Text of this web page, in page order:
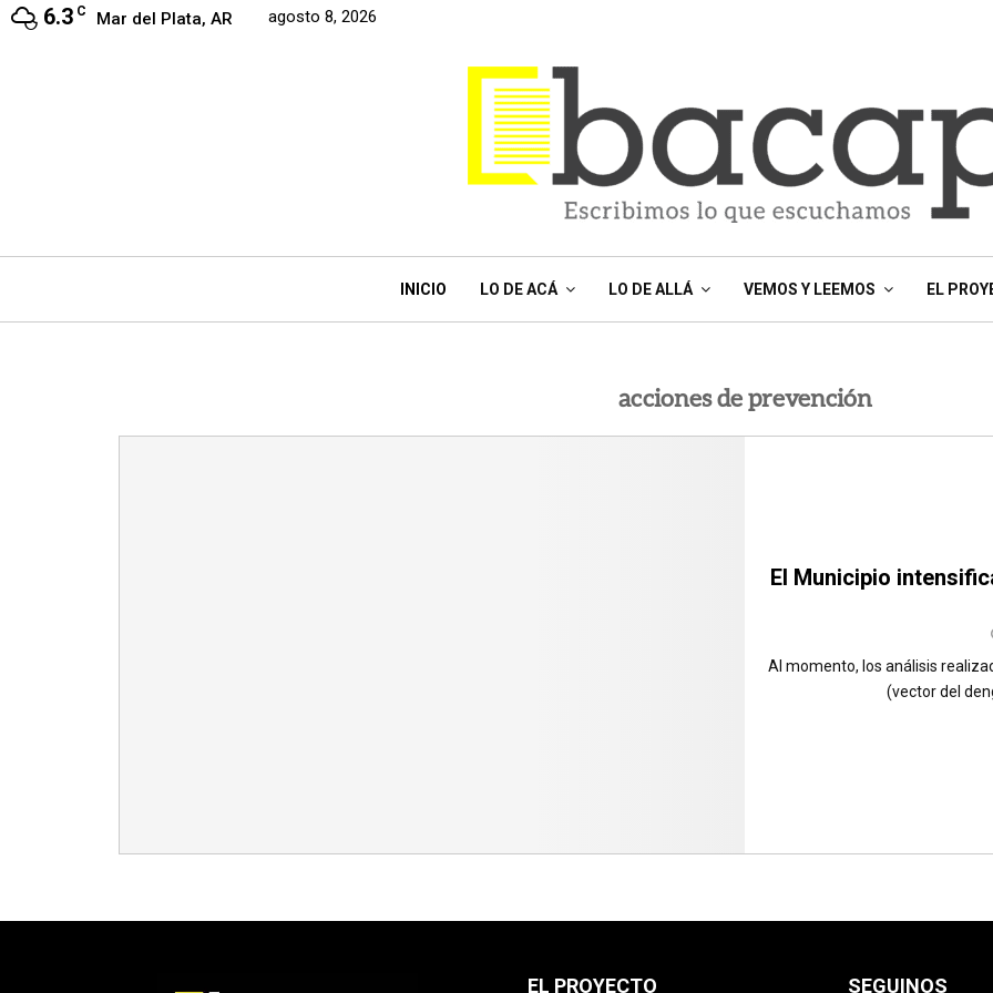
6.3 C Mar del Plata, AR agosto 8, 2026
INICIO LO DE ACÁ LO DE ALLÁ VEMOS Y LEEMOS EL
acciones de prevención
El Municipio
Al momento, los análisis
(vector del
EL PROYECTO SEGUINOS